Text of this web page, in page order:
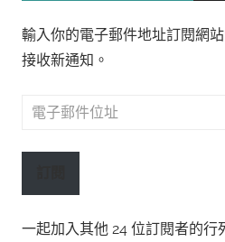
輸入你的電子郵件地址訂閱網
接收新通知。
電
郵
址
一起加入其他 24 位訂閱者的行